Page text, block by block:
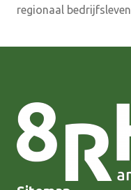
regionaal bedrijfsleven